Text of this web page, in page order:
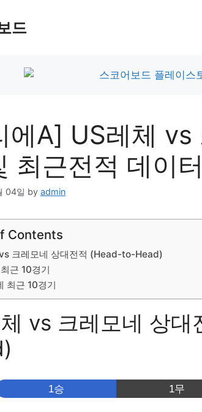
드
에A] US레체 vs
최근전적 데이
04일 by admin
Contents
크레모네 상대전적 (Head-to-Head)
근 10경기
최근 10경기
vs 크레모네 상
1승 1무